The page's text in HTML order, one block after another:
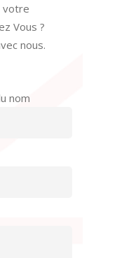
votre
Vous ?
nous.
nom